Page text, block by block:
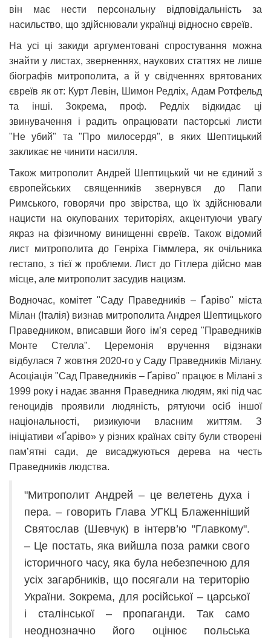
він має нести персональну відповідальність за
насильство, що здійснювали українці відносно євреїв.
На усі ці закиди аргументовані спростування можна
знайти у листах, зверненнях, наукових статтях не лише
біографів митрополита, а й у свідченнях врятованих
євреїв як от: Курт Левін, Шимон Редліх, Адам Ротфельд
та інші. Зокрема, проф. Редліх відкидає ці
звинувачення і радить опрацювати пасторські листи
"Не убий" та "Про милосердя", в яких Шептицький
закликає не чинити насилля.
Також митрополит Андрей Шептицький чи не єдиний з
європейських священників звернувся до Папи
Римського, говорячи про звірства, що їх здійснювали
нацисти на окупованих територіях, акцентуючи увагу
якраз на фізичному винищенні євреїв. Також відомий
лист митрополита до Генріха Гіммлера, як очільника
гестапо, з тієї ж проблеми. Лист до Гітлера дійсно мав
місце, але митрополит засудив нацизм.
Водночас, комітет "Саду Праведників – Ґаріво" міста
Мілан (Італія) визнав митрополита Андрея Шептицького
Праведником, вписавши його ім’я серед "Праведників
Монте Стелла". Церемонія вручення відзнаки
відбулася 7 жовтня 2020-го у Саду Праведників Мілану.
Асоціація "Сад Праведників – Ґаріво" працює в Мілані з
1999 року і надає звання Праведника людям, які під час
геноцидів проявили людяність, рятуючи осіб іншої
національності, ризикуючи власним життям. З
ініціативи «Ґаріво» у різних країнах світу були створені
пам’ятні сади, де висаджуються дерева на честь
Праведників людства.
"Митрополит Андрей – це велетень духа і
пера. – говорить Глава УГКЦ Блаженніший
Святослав (Шевчук) в інтерв’ю "Главкому".
– Це постать, яка вийшла поза рамки свого
історичного часу, яка була небезпечною для
усіх загарбників, що посягали на територію
України. Зокрема, для російської – царської
і сталінської – пропаганди. Так само
неоднозначно його оцінює польська